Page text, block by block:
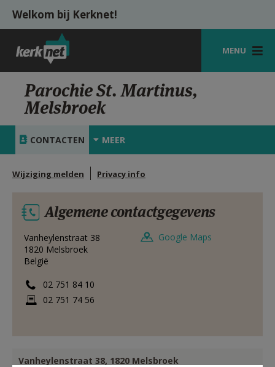
Overslaan en naar de inhoud gaan
Welkom bij Kerknet!
MENU
STARTPAGINA
KERK
VIERINGEN
HULP
MIJN PAROCHIE
AANMELDEN OF REGISTREREN
Parochie St. Martinus,
Melsbroek
CONTACTEN MEER
Wijziging melden Privacy info
Algemene contactgegevens
Vanheylenstraat 38
1820 Melsbroek
België
02 751 84 10
02 751 74 56
Google Maps
Vanheylenstraat 38, 1820 Melsbroek